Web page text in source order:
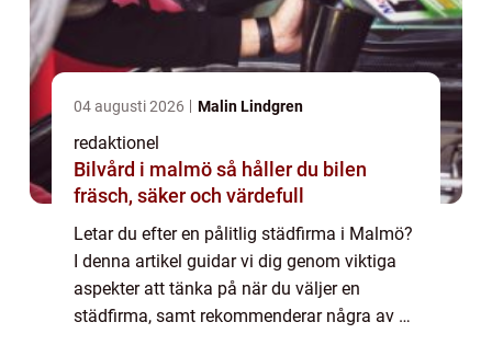
04 augusti 2026 Malin Lindgren
redaktionel
Bilvård i malmö så håller du bilen
fräsch, säker och värdefull
Letar du efter en pålitlig städfirma i Malmö?
I denna artikel guidar vi dig genom viktiga
aspekter att tänka på när du väljer en
städfirma, samt rekommenderar några av de